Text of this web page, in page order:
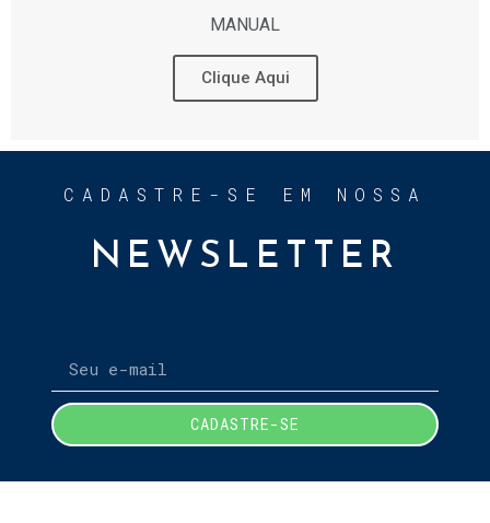
MANUAL
Clique Aqui
CADASTRE-SE EM NOSSA
NEWSLETTER
CADASTRE-SE